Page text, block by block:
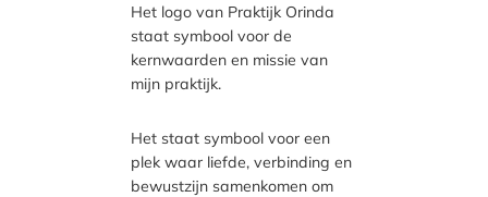
Het logo van Praktijk Orinda
staat symbool voor de
kernwaarden en missie van
mijn praktijk.
Het staat symbool voor een
plek waar liefde, verbinding en
bewustzijn samenkomen om